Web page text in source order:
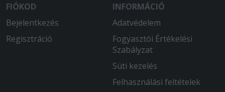
FIÓKOD
Bejelentkezés
Regisztráció
INFORMÁCIÓ
Adatvédelem
Fogyasztói Értékelési
Szabályzat
Süti kezelés
Felhasználási feltételek